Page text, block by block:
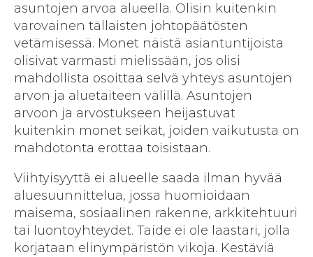
asuntojen arvoa alueella. Olisin kuitenkin
varovainen tällaisten johtopäätösten
vetämisessä. Monet näistä asiantuntijoista
olisivat varmasti mielissään, jos olisi
mahdollista osoittaa selvä yhteys asuntojen
arvon ja aluetaiteen välillä. Asuntojen
arvoon ja arvostukseen heijastuvat
kuitenkin monet seikat, joiden vaikutusta on
mahdotonta erottaa toisistaan.
Viihtyisyyttä ei alueelle saada ilman hyvää
aluesuunnittelua, jossa huomioidaan
maisema, sosiaalinen rakenne, arkkitehtuuri
tai luontoyhteydet. Taide ei ole laastari, jolla
korjataan elinympäristön vikoja. Kestäviä